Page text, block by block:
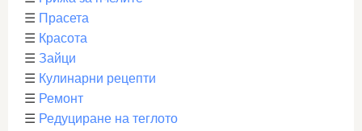
☰ Прасета
☰ Красота
☰ Зайци
☰ Кулинарни рецепти
☰ Ремонт
☰ Редуциране на теглото